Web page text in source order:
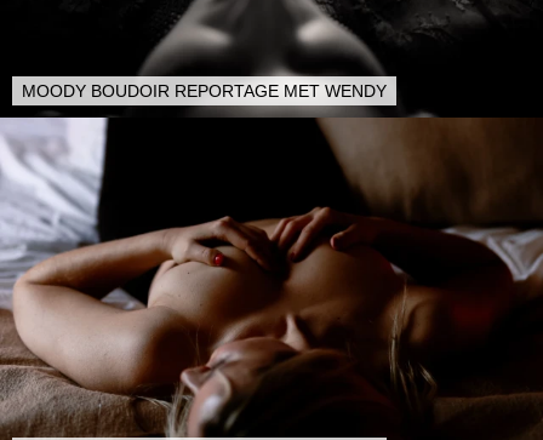
MOODY BOUDOIR REPORTAGE MET WENDY